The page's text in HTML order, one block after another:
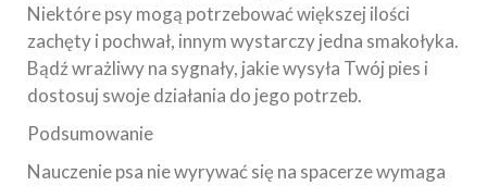
Niektóre psy mogą potrzebować większej ilości
zachęty i pochwał, innym wystarczy jedna smakołyka.
Bądź wrażliwy na sygnały, jakie wysyła Twój pies i
dostosuj swoje działania do jego potrzeb.
Podsumowanie
Nauczenie psa nie wyrywać się na spacerze wymaga